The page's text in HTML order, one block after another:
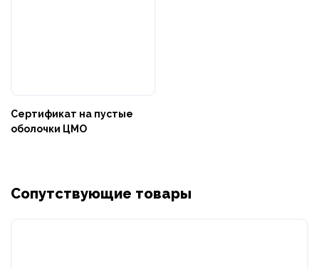
Сертификат на пустые
оболочки ЦМО
Сопутствующие товары